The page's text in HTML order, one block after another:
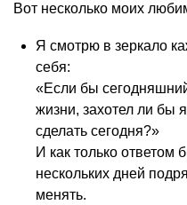
Вот несколько моих
Я смотрю в зеркало
себя:
«Если бы
жизни, захотел ли бы
сделать сегодня?»
И как только ответом
нескольких дней
менять.